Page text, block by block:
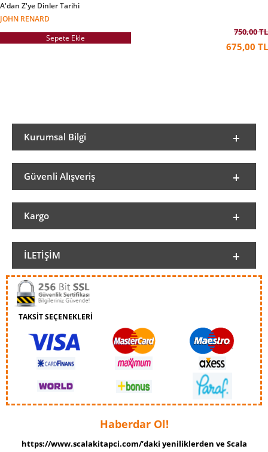
A'dan Z'ye Dinler Tarihi
JOHN RENARD
Sepete Ekle
750,00 TL
675,00 TL
Kurumsal Bilgi
Güvenli Alışveriş
Kargo
İLETIŞIM
TAKSİT SEÇENEKLERİ
Haberdar Ol!
https://www.scalakitapci.com/’daki yeniliklerden ve Scala